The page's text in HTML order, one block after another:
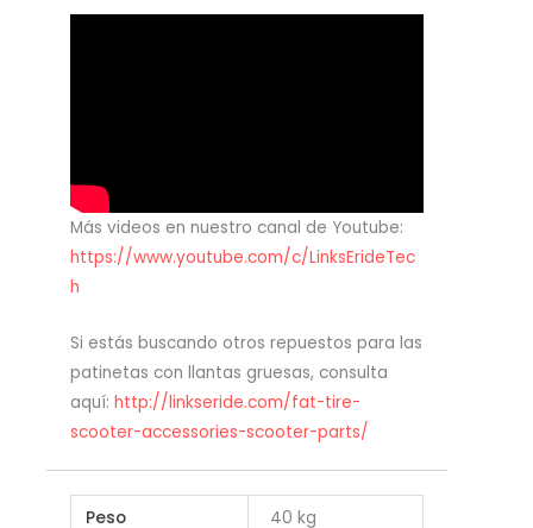
Más videos en nuestro canal de Youtube:
https://www.youtube.com/c/LinksErideTec
h
Si estás buscando otros repuestos para las
patinetas con llantas gruesas, consulta
aquí: http://linkseride.com/fat-tire-
scooter-accessories-scooter-parts/
Peso 40 kg